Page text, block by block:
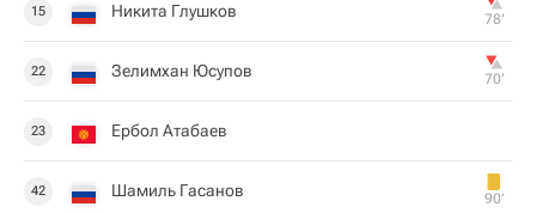
15 Никита Глушков 78‎’‎
22 Зелимхан Юсупов 70‎’‎
23 Ербол Атабаев
42 Шамиль Гасанов 90‎’‎